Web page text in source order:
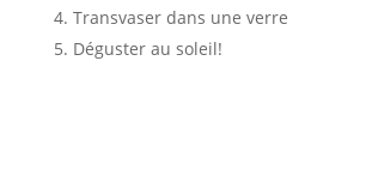
Transvaser dans une verre
Déguster au soleil!